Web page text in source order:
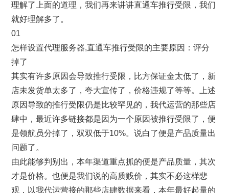
理解了上面的道理，我们再来讲讲直通车推行受限，我们
就好理解多了。
01
怎样设置代理服务器,直通车推行受限的主要原因：评分
掉了
其实有许多原因会导致推行受限，比方保证金太低了，新
店未发货单太多了，夸大宣传了，价格违规了等等。上述
原因导致的推行受限仍是比较罕见的，我代运营的那些店
肆中，最近许多链接都是因为一个原因被推行受限了，便
是领航员分掉了，双双低于10%。说白了便是产品质量出
问题了。
由此能够判别出，本年渠道重点抓的便是产品质量，其次
才是价格。也便是我们说的高质贱价，其实不必这样悲
观，以我代运营接的那些店肆数据来看，本年最好起量的